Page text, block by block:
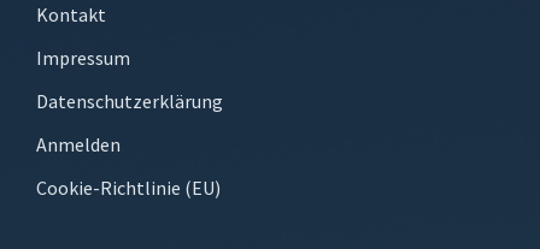
Kontakt
Impressum
Datenschutzerklärung
Anmelden
Cookie-Richtlinie (EU)